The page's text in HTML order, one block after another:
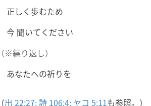
正しく歩むため
今 聞いてください
（※繰り返し）
あなたへの祈りを
（出 22:27;詩 106:4; ヤコ 5:11も参照。）